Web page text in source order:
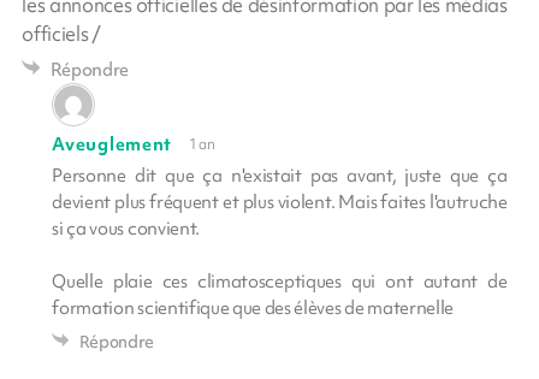
officiels /
Répondre
Aveuglement 1 an
Personne dit que ça n'existait pas avant, juste que ça
devient plus fréquent et plus violent. Mais faites l'autruche
si ça vous convient.
Quelle plaie ces climatosceptiques qui ont autant de
formation scientifique que des élèves de maternelle
Répondre